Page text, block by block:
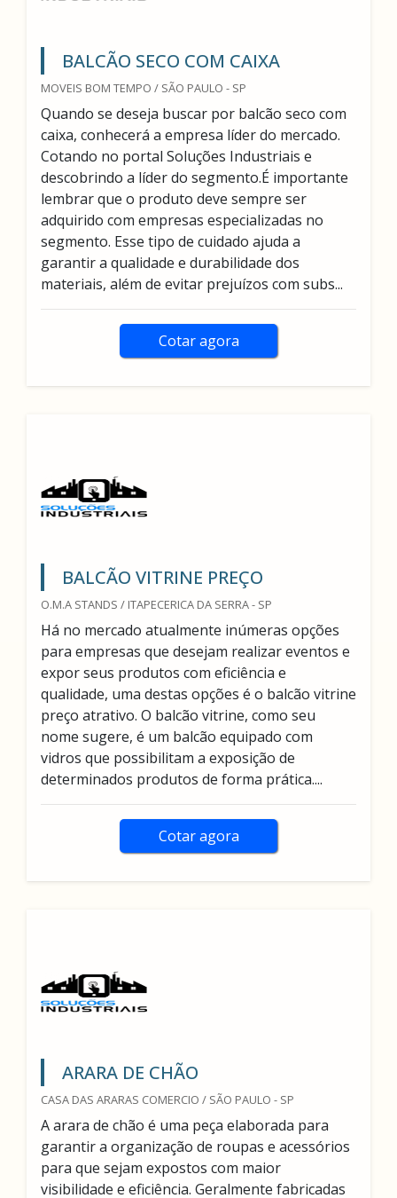
BALCÃO SECO COM CAIXA
MOVEIS BOM TEMPO / SÃO PAULO - SP
Quando se deseja buscar por balcão seco com
caixa, conhecerá a empresa líder do mercado.
Cotando no portal Soluções Industriais e
descobrindo a líder do segmento.É importante
lembrar que o produto deve sempre ser
adquirido com empresas especializadas no
segmento. Esse tipo de cuidado ajuda a
garantir a qualidade e durabilidade dos
materiais, além de evitar prejuízos com subs...
Cotar agora
BALCÃO VITRINE PREÇO
O.M.A STANDS / ITAPECERICA DA SERRA - SP
Há no mercado atualmente inúmeras opções
para empresas que desejam realizar eventos e
expor seus produtos com eficiência e
qualidade, uma destas opções é o balcão vitrine
preço atrativo. O balcão vitrine, como seu
nome sugere, é um balcão equipado com
vidros que possibilitam a exposição de
determinados produtos de forma prática....
Cotar agora
ARARA DE CHÃO
CASA DAS ARARAS COMERCIO / SÃO PAULO - SP
A arara de chão é uma peça elaborada para
garantir a organização de roupas e acessórios
para que sejam expostos com maior
visibilidade e eficiência. Geralmente fabricadas